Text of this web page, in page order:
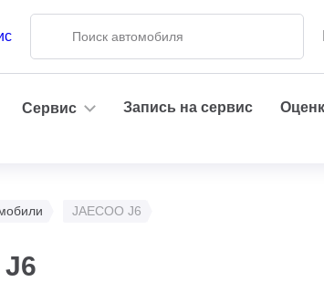
Сервис Запись на сервис
JAECOO J6
J6